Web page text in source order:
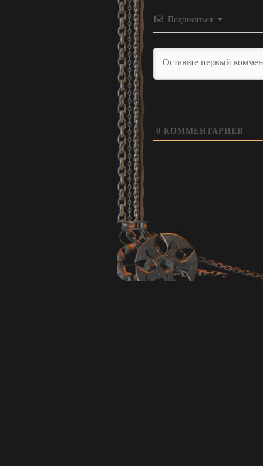
Подписаться
0 КОММЕНТАРИЕВ